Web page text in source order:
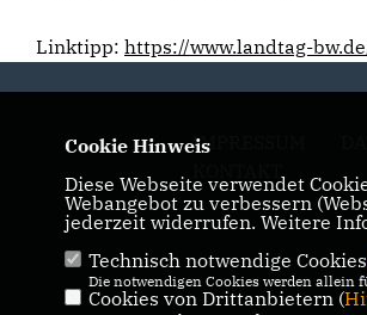
Linktipp: https://www.landtag-
IMPRESSUM
KONTAKT
Cookie Hinweis
Diese Webseite verwendet
Webangebot zu verbessern
jederzeit widerrufen. Weitere
Technisch notwendige
Die notwendigen Cookies werden allein
Cookies von Drittanbietern (